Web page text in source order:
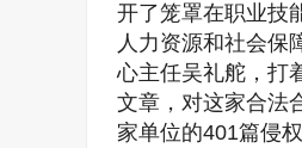
开了笼罩在职业技
人力资源和社会保
心主任吴礼舵，打
文章，对这家合法
家单位的401篇侵